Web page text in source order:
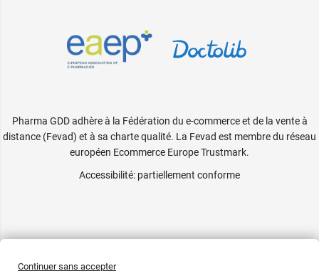
Pharma GDD adhère à la Fédération du e-commerce et de la vente à
distance (Fevad) et à sa charte qualité. La Fevad est membre du réseau
européen Ecommerce Europe Trustmark.
Accessibilité: partiellement conforme
Continuer sans accepter